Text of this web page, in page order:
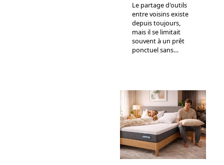
Le partage d'outils
entre voisins existe
depuis toujours,
mais il se limitait
souvent à un prêt
ponctuel sans…